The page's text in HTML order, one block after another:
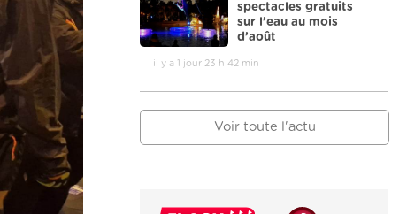
spectacles gratuits
sur l’eau au mois
d’août
il y a 1 jour 23 h 42 min
Voir toute l'actu